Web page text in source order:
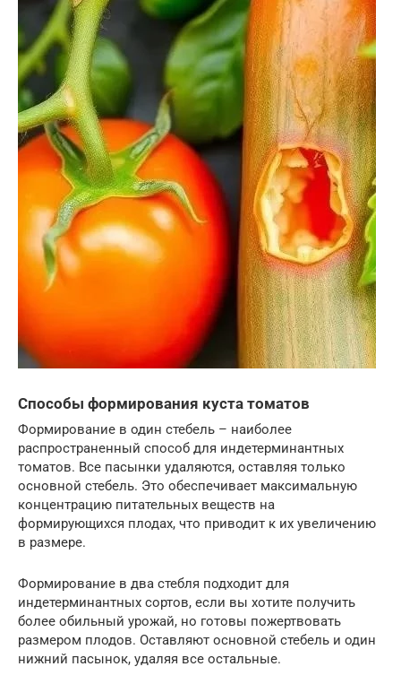
Способы формирования куста томатов
Формирование в один стебель – наиболее
распространенный способ для индетерминантных
томатов. Все пасынки удаляются, оставляя только
основной стебель. Это обеспечивает максимальную
концентрацию питательных веществ на
формирующихся плодах, что приводит к их увеличению
в размере.
Формирование в два стебля подходит для
индетерминантных сортов, если вы хотите получить
более обильный урожай, но готовы пожертвовать
размером плодов. Оставляют основной стебель и один
нижний пасынок, удаляя все остальные.